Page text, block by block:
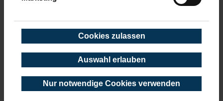
Cookies zulassen
Auswahl erlauben
Nur notwendige Cookies verwenden